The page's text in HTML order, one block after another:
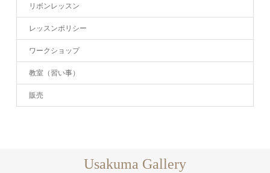
リボンレッスン
レッスンポリシー
ワークショップ
教室（習い事）
販売
Usakuma Gallery